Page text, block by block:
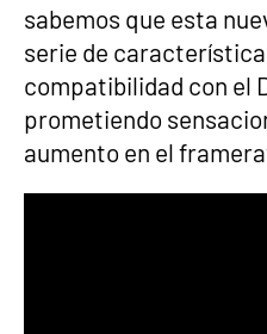
sabemos que esta
serie de
compatibilidad con el
prometiendo
aumento en el